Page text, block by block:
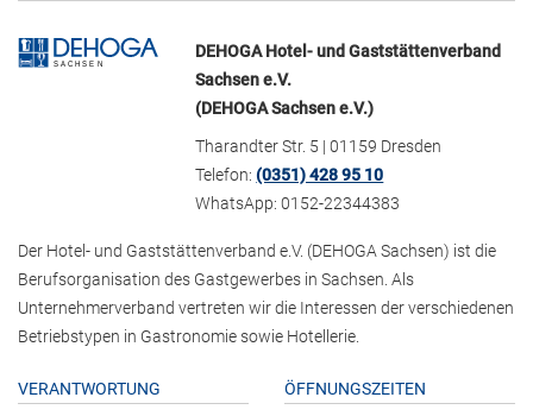
DEHOGA Hotel- und Gaststättenverband
Sachsen e.V.
(DEHOGA Sachsen e.V.)
Tharandter Str. 5 | 01159 Dresden
Telefon:(0351) 428 95 10
WhatsApp: 0152-22344383
Der Hotel- und Gaststättenverband e.V. (DEHOGA Sachsen) ist die
Berufsorganisation des Gastgewerbes in Sachsen. Als
Unternehmerverband vertreten wir die Interessen der verschiedenen
Betriebstypen in Gastronomie sowie Hotellerie.
VERANTWORTUNG ÖFFNUNGSZEITEN